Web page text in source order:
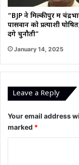
“BJP ने मिल्कीपुर में
पासवान को प्रत्याशी
देंगे चुनौती”
January 14, 2025
Leave a Reply
Your email address
marked *